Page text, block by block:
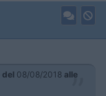
del 08/08/2018 alle